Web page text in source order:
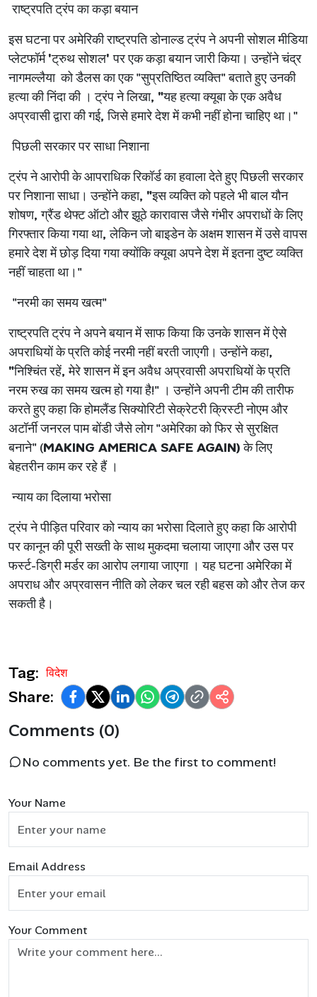
राष्ट्रपति ट्रंप का कड़ा बयान
इस घटना पर अमेरिकी राष्ट्रपति डोनाल्ड ट्रंप ने अपनी सोशल मीडिया
प्लेटफॉर्म'ट्रुथ सोशल'पर एक कड़ा बयान जारी किया। उन्होंने चंद्र
नागमल्लैया को डैलस का एक "सुप्रतिष्ठित व्यक्ति" बताते हुए उनकी
हत्या की निंदा की । ट्रंप ने लिखा, "यह हत्या क्यूबा के एक अवैध
अप्रवासी द्वारा की गई,जिसे हमारे देश में कभी नहीं होना चाहिए था।"
पिछली सरकार पर साधा निशाना
ट्रंप ने आरोपी के आपराधिक रिकॉर्ड का हवाला देते हुए पिछली सरकार
पर निशाना साधा। उन्होंने कहा, "इस व्यक्ति को पहले भी बाल यौन
शोषण,ग्रैंड थेफ्ट ऑटो और झूठे कारावास जैसे गंभीर अपराधों के लिए
गिरफ्तार किया गया था,लेकिन जो बाइडेन के अक्षम शासन में उसे वापस
हमारे देश में छोड़ दिया गया क्योंकि क्यूबा अपने देश में इतना दुष्ट व्यक्ति
नहीं चाहता था।"
"नरमी का समय खत्म"
राष्ट्रपति ट्रंप ने अपने बयान में साफ किया कि उनके शासन में ऐसे
अपराधियों के प्रति कोई नरमी नहीं बरती जाएगी। उन्होंने कहा,
"निश्चिंत रहें,मेरे शासन में इन अवैध अप्रवासी अपराधियों के प्रति
नरम रुख का समय खत्म हो गया है!" । उन्होंने अपनी टीम की तारीफ
करते हुए कहा कि होमलैंड सिक्योरिटी सेक्रेटरी क्रिस्टी नोएम और
अटॉर्नी जनरल पाम बोंडी जैसे लोग "अमेरिका को फिर से सुरक्षित
बनाने" (MAKING AMERICA SAFE AGAIN)के लिए
बेहतरीन काम कर रहे हैं ।
न्याय का दिलाया भरोसा
ट्रंप ने पीड़ित परिवार को न्याय का भरोसा दिलाते हुए कहा कि आरोपी
पर कानून की पूरी सख्ती के साथ मुकदमा चलाया जाएगा और उस पर
फर्स्ट-डिग्री मर्डर का आरोप लगाया जाएगा । यह घटना अमेरिका में
अपराध और अप्रवासन नीति को लेकर चल रही बहस को और तेज कर
सकती है।
Tag: विदेश
Share:
Comments (0)
No comments yet. Be the first to comment!
Your Name
Email Address
Your Comment